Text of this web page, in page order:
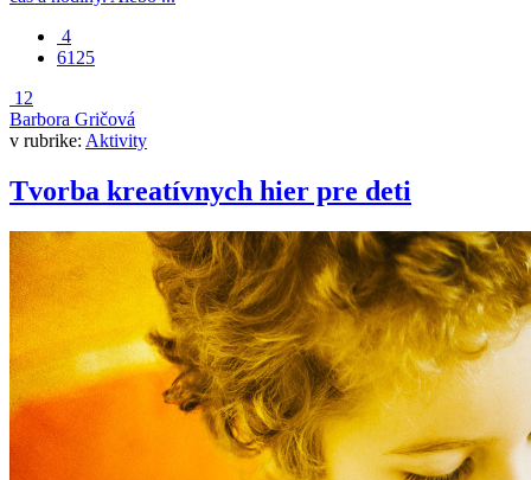
4
6125
12
Barbora Gričová
v rubrike: Aktivity
Tvorba kreatívnych hier pre deti